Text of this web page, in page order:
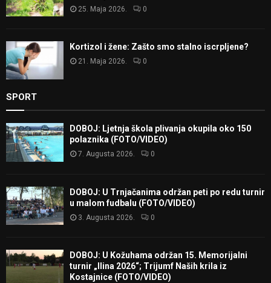
25. Maja 2026. 0
Kortizol i žene: Zašto smo stalno iscrpljene?
21. Maja 2026. 0
SPORT
DOBOJ: Ljetnja škola plivanja okupila oko 150
polaznika (FOTO/VIDEO)
7. Augusta 2026. 0
DOBOJ: U Trnjačanima održan peti po redu turnir
u malom fudbalu (FOTO/VIDEO)
3. Augusta 2026. 0
DOBOJ: U Kožuhama održan 15. Memorijalni
turnir „Ilina 2026“; Trijumf Naših krila iz
Kostajnice (FOTO/VIDEO)